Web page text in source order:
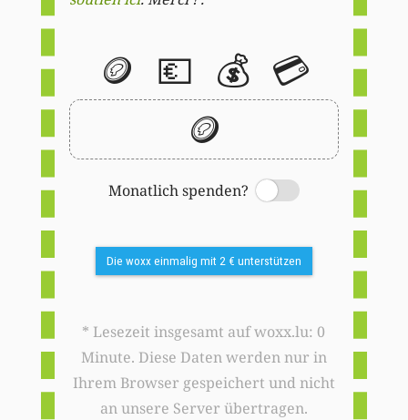
🪙 💶 💰 💳
🪙
Monatlich spenden?
Switch
Die woxx einmalig mit 2 € unterstützen
* Lesezeit insgesamt auf woxx.lu: 0
Minute. Diese Daten werden nur in
Ihrem Browser gespeichert und nicht
an unsere Server übertragen.